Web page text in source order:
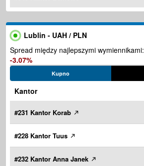
Lublin - UAH / PLN
Spread między najlepszymi wymiennikami:
-3.07%
Kupno
Kantor
#231 Kantor Korab
#228 Kantor Tuus
#232 Kantor Anna Janek